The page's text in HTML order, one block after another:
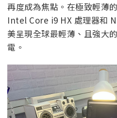
再度成為焦點。在極致輕薄
Intel Core i9 HX 處理器和
美呈現全球最輕薄、且強大
電。